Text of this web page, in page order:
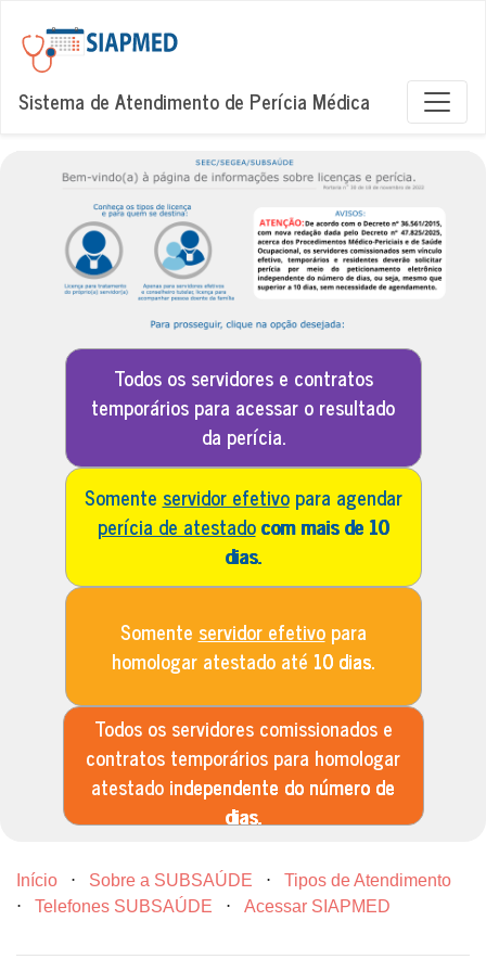
Sistema de Atendimento de Perícia Médica
Todos os servidores e contratos
temporários para acessar o resultado
da perícia.
Somente servidor efetivo
para agendar
perícia de atestadocom mais de 10
dias.
Somente servidor efetivopara
homologar atestado até 10 dias.
Todos os servidores comissionados e
contratos temporários para homologar
atestado independente do número de
dias.
Início ⋅ Sobre a SUBSAÚDE ⋅
Tipos de Atendimento
⋅
Telefones SUBSAÚDE ⋅ Acessar SIAPMED